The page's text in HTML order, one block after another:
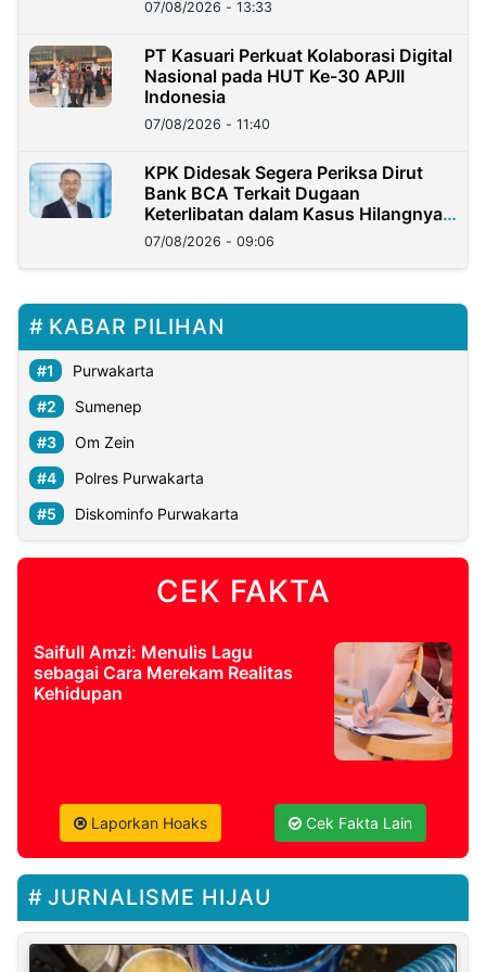
07/08/2026 - 13:33
PT Kasuari Perkuat Kolaborasi Digital
Nasional pada HUT Ke-30 APJII
Indonesia
07/08/2026 - 11:40
KPK Didesak Segera Periksa Dirut
Bank BCA Terkait Dugaan
Keterlibatan dalam Kasus Hilangnya
Dana Nasabah Rp2,58 Miliar
07/08/2026 - 09:06
KABAR PILIHAN
Purwakarta
Sumenep
Om Zein
Polres Purwakarta
Diskominfo Purwakarta
CEK FAKTA
Saifull Amzi: Menulis Lagu
sebagai Cara Merekam Realitas
Kehidupan
Laporkan Hoaks Cek Fakta Lain
JURNALISME HIJAU